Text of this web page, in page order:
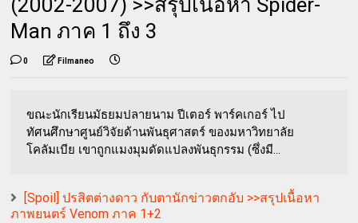
(2002-2007) >>สรุปเนื้อหา Spider-
Man ภาค 1 ถึง 3
0 Filmaneo
ขณะนักเรียนมัธยมปลายนาม ปีเตอร์ พาร์คเกอร์ ไป
ทัศนศึกษาศูนย์วิจัยด้านพันธุศาสตร์ ของมหาวิทยาลัย
โคลัมเบีย เขาถูกแมงมุมดัดแปลงพันธุกรรม (ซึ่งมี...
[Spoil] ปรสิตต่างดาว กับตานักข่าวตกอับ >>สรุปเนื้อหา
ภาพยนตร์ Venom ภาค 1+2